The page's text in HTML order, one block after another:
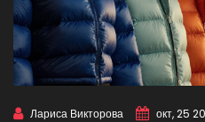
Лариса Викторова окт, 25